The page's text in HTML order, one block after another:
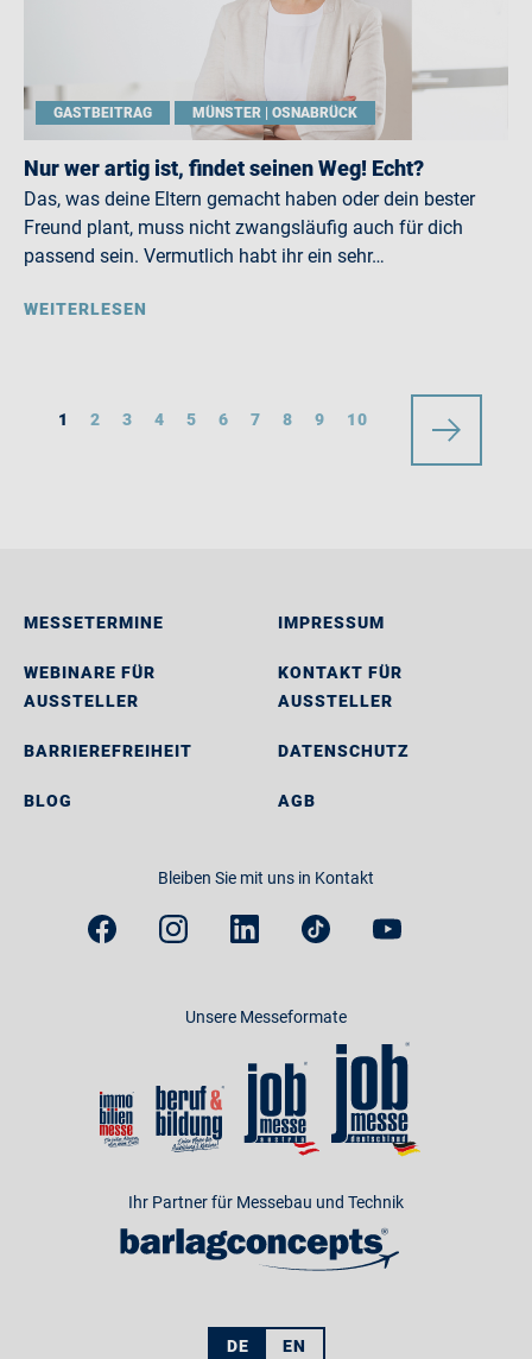
GASTBEITRAG MÜNSTER | OSNABRÜCK
Nur wer artig ist, findet seinen Weg! Echt?
Das, was deine Eltern gemacht haben oder dein bester
Freund plant, muss nicht zwangsläufig auch für dich
passend sein. Vermutlich habt ihr ein sehr…
WEITERLESEN
1 2 3 4 5 6 7 8 9 10
MESSETERMINE
WEBINARE FÜR
AUSSTELLER
BARRIEREFREIHEIT
BLOG
IMPRESSUM
KONTAKT FÜR
AUSSTELLER
DATENSCHUTZ
AGB
Bleiben Sie mit uns in Kontakt
Unsere Messeformate
Ihr Partner für Messebau und Technik
DE EN